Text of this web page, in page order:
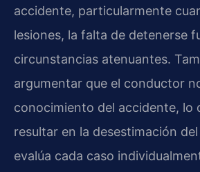
accidente, particularmente
lesiones, la falta de detenerse
circunstancias atenuantes.
argumentar que el conductor
conocimiento del accidente, lo
resultar en la desestimación
evalúa cada caso